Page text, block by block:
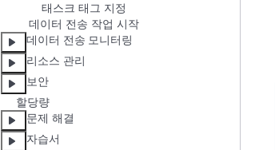
태스크 태그 지정
데이터 전송 작업 시작
데이터 전송 모니터링
리소스 관리
보안
할당량
문제 해결
자습서